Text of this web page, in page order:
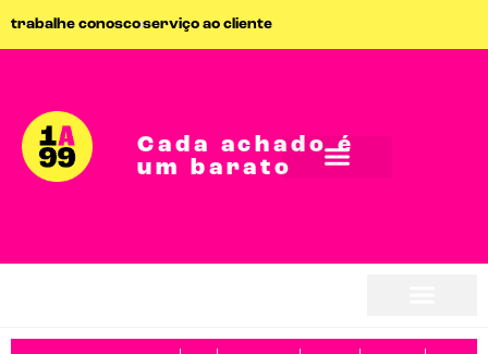
trabalhe conoscoserviço ao cliente
Cada achado é
um barato